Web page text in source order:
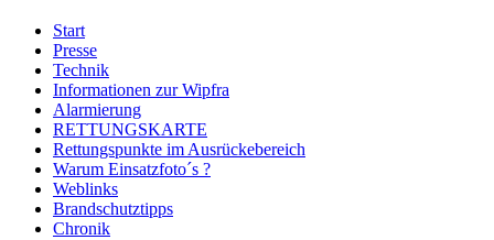
Start
Presse
Technik
Informationen zur Wipfra
Alarmierung
RETTUNGSKARTE
Rettungspunkte im Ausrückebereich
Warum Einsatzfoto´s ?
Weblinks
Brandschutztipps
Chronik